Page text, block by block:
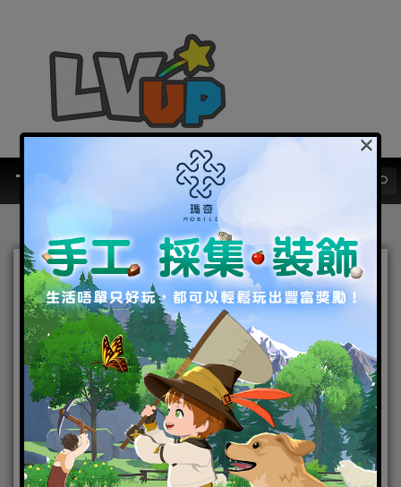
『新作上架（內附APK）』
多彩戰鬥正式上演！
《Guardian Clash》雙平台
開戰
2015-12-08|Android,IOS,手機遊戲 Guardian Clash,
Wright Flyer Studios
×